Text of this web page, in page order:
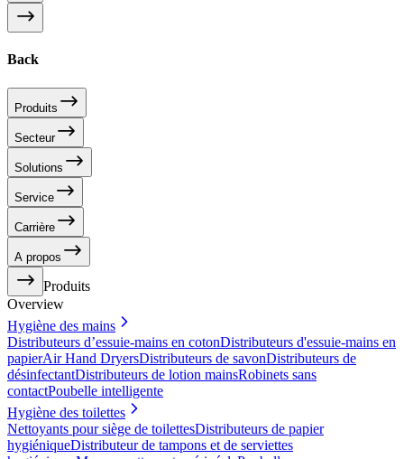
Back
Produits
Secteur
Solutions
Service
Carrière
A propos
Produits
Overview
Hygiène des mains
Distributeurs d’essuie-mains en cotonDistributeurs d'essuie-mains en
papierAir Hand DryersDistributeurs de savonDistributeurs de
désinfectantDistributeurs de lotion mainsRobinets sans
contactPoubelle intelligente
Hygiène des toilettes
Nettoyants pour siège de toilettesDistributeurs de papier
hygiéniqueDistributeur de tampons et de serviettes